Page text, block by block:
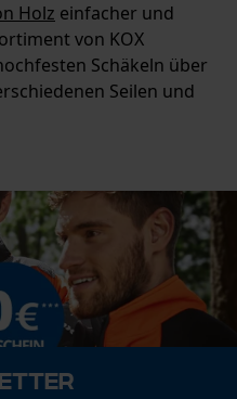
Holz einfacher und
von KOX
Schäkeln über
Seilen und